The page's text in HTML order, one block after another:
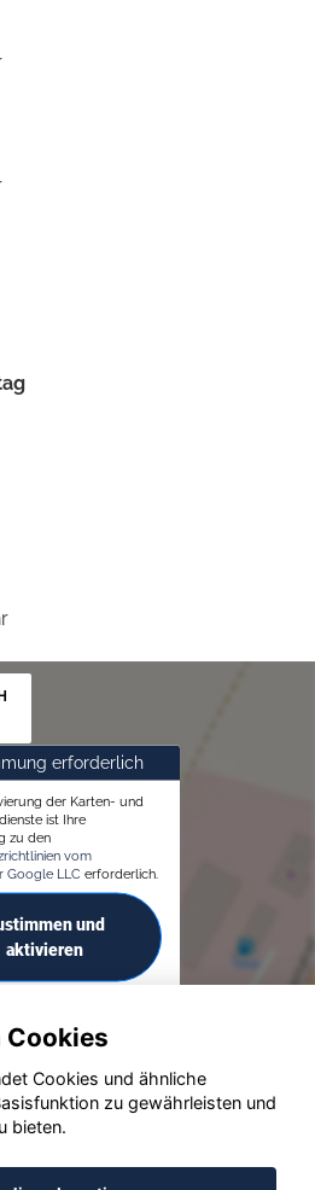
erforderlich
der Karten- und
ist Ihre
zu den
vom
Google LLC erforderlich.
und
aktivieren
GmbH 2020 - 2026
Cookies und ähnliche
zu gewährleisten und
bieten.